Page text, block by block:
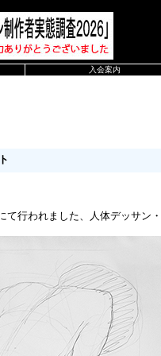
入会案内
行われました、人体デッサン